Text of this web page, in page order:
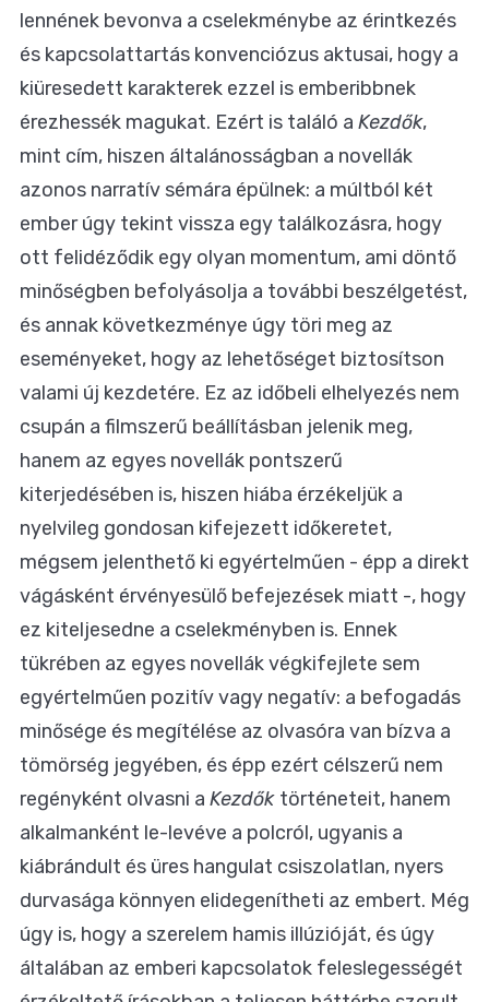
lennének bevonva a cselekménybe az érintkezés
és kapcsolattartás konvenciózus aktusai, hogy a
kiüresedett karakterek ezzel is emberibbnek
érezhessék magukat. Ezért is találó a Kezdők,
mint cím, hiszen általánosságban a novellák
azonos narratív sémára épülnek: a múltból két
ember úgy tekint vissza egy találkozásra, hogy
ott felidéződik egy olyan momentum, ami döntő
minőségben befolyásolja a további beszélgetést,
és annak következménye úgy töri meg az
eseményeket, hogy az lehetőséget biztosítson
valami új kezdetére. Ez az időbeli elhelyezés nem
csupán a filmszerű beállításban jelenik meg,
hanem az egyes novellák pontszerű
kiterjedésében is, hiszen hiába érzékeljük a
nyelvileg gondosan kifejezett időkeretet,
mégsem jelenthető ki egyértelműen - épp a direkt
vágásként érvényesülő befejezések miatt -, hogy
ez kiteljesedne a cselekményben is. Ennek
tükrében az egyes novellák végkifejlete sem
egyértelműen pozitív vagy negatív: a befogadás
minősége és megítélése az olvasóra van bízva a
tömörség jegyében, és épp ezért célszerű nem
regényként olvasni a Kezdők történeteit, hanem
alkalmanként le-levéve a polcról, ugyanis a
kiábrándult és üres hangulat csiszolatlan, nyers
durvasága könnyen elidegenítheti az embert. Még
úgy is, hogy a szerelem hamis illúzióját, és úgy
általában az emberi kapcsolatok feleslegességét